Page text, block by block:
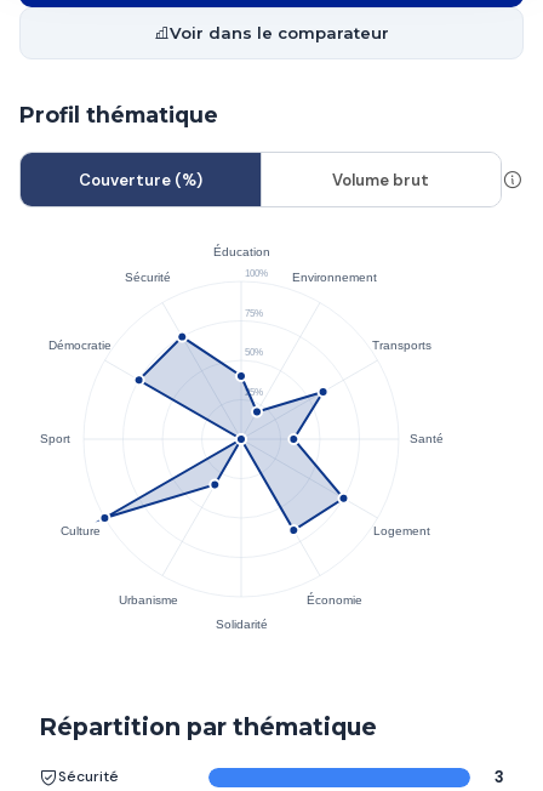
Voir dans le comparateur
Profil thématique
Couverture (%) Volume brut
Répartition par thématique
Sécurité 3